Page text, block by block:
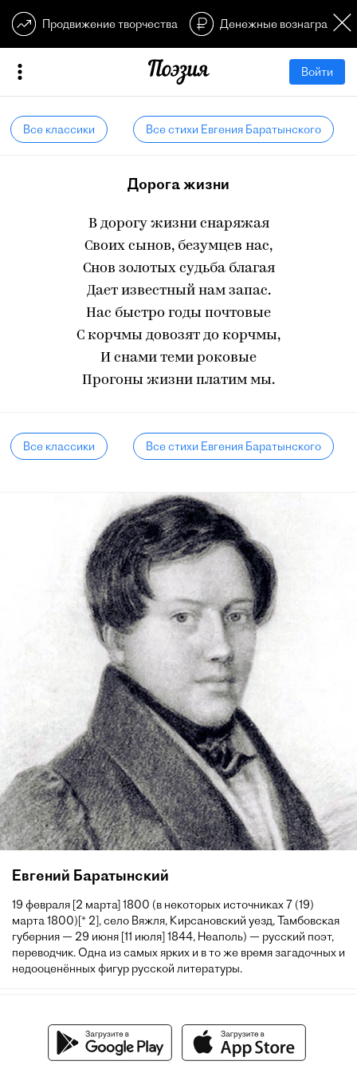
Продвижение творчества Денежные
Войти
Все классики Все стихи Евгения Баратынского
Дорога жизни
В дорогу жизни снаряжая
Своих сынов, безумцев нас,
Снов золотых судьба благая
Дает известный нам запас.
Нас быстро годы почтовые
С корчмы довозят до корчмы,
И снами теми роковые
Прогоны жизни платим мы.
Все классики Все стихи Евгения Баратынского
Евгений Баратынский
19 февраля [2 марта] 1800 (в некоторых источниках 7 (19)
марта 1800)[* 2], село Вяжля, Кирсановский уезд, Тамбовская
губерния — 29 июня [11 июля] 1844, Неаполь) — русский поэт,
переводчик. Одна из самых ярких и в то же время загадочных и
недооценённых фигур русской литературы.